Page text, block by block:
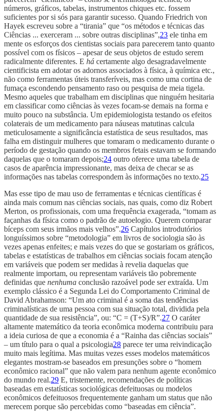
números, gráficos, tabelas, instrumentos chiques etc. fossem
suficientes por si sós para garantir sucesso. Quando Friedrich von
Hayek escreveu sobre a “tirania” que “os métodos e técnicas das
Ciências ... exerceram ... sobre outras disciplinas”,23 ele tinha em
mente os esforços dos cientistas sociais para parecerem tanto quanto
possível com os físicos – apesar de seus objetos de estudo serem
radicalmente diferentes. E há certamente algo desagradavelmente
cientificista em adotar os adornos associados à física, à química etc.,
não como ferramentas úteis transferíveis, mas como uma cortina de
fumaça escondendo pensamento raso ou pesquisa de meia tigela.
Mesmo aqueles que trabalham em disciplinas que ninguém hesitaria
em classificar como ciências às vezes focam-se demais na forma e
muito pouco na substância. Um epidemiologista testando os efeitos
colaterais de um medicamento para náuseas matutinas calcula
meticulosamente a significância estatística de seus resultados, mas
falha em distinguir mulheres que tomaram o medicamento durante o
período de gestação quando os membros fetais estavam se formando
daquelas que o tomaram depois;24 outro oferece uma tabela de
casos de aparência impressionante, mas deixa de checar se as
informações nas tabelas correspondem às informações no texto.25
Mas esse tipo de mau uso de ferramentas e técnicas científicas é
ainda mais comum nas ciências sociais, nas quais, como diz Robert
Merton, os profissionais, com uma frequência exagerada, “tomam as
façanhas da física como o padrão de autoelogio. Querem comparar
bíceps com seus irmãos mais velhos”.26 Capítulos introdutórios
longuíssimos sobre “metodologia” em livros de sociologia são às
vezes apenas enfeites; e mais vezes do que se gostariam os gráficos,
tabelas e estatísticas de trabalhos em ciências sociais focam atenção
em variáveis que podem ser medidas à revelia daquelas que
realmente importam, ou representam variáveis tão pobremente
definidas que nenhuma conclusão razoável pode ser extraída. Um
exemplo clássico é a Segunda Lei do Comportamento Criminal de
David Abrahamson: “Um ato criminal é a soma das tendências
criminalísticas de uma pessoa com sua situação total, dividida pela
quantidade de sua resistência”, ou: “C = (T+S)/R”.27 O caráter
altamente matemático da teoria econômica moderna contribuiu para
a ideia curiosa de que a economia é a “Rainha das ciências sociais”
– um título para o qual a psicologia28 parece ter uma reivindicação
muito mais legítima. Mas muitas vezes esses modelos matemáticos
elegantes mostram-se baseados em presunções sobre o “homem
econômico racional” que não valem para nenhum agente econômico
do mundo real.29 E, tristemente, recomendações de políticas
baseadas em estatísticas sociológicas defeituosas ou modelos
econômicos defeituosos frequentemente ganham um status que não
merecem porque são percebidas como “baseadas em ciência”.